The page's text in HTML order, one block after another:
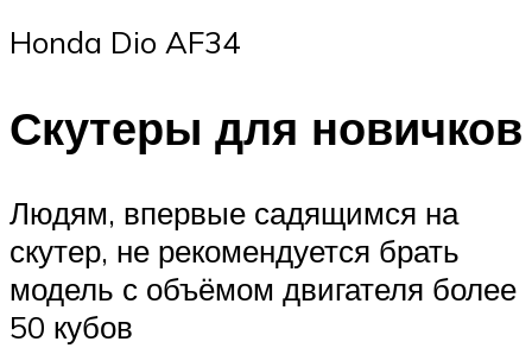
Honda Dio AF34
Скутеры для новичков
Людям, впервые садящимся на
скутер, не рекомендуется брать
модель с объёмом двигателя более
50 кубов